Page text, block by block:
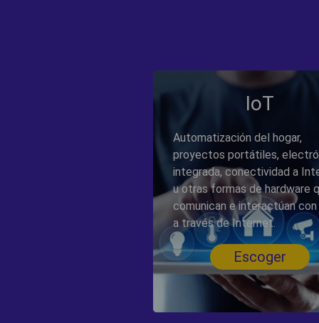
IoT
Automatización del hogar,
proyectos portátiles,
integrada, conectividad a
u otras formas de hardware
comunican e interactúan
a través de Internet.
Escoger